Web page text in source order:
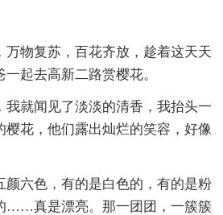
万物复苏，百花齐放，趁着这天天
起去高新二路赏樱花。
我就闻见了淡淡的清香，我抬头一
樱花，他们露出灿烂的笑容，好像
颜六色，有的是白色的，有的是粉
……真是漂亮。那一团团，一簇簇